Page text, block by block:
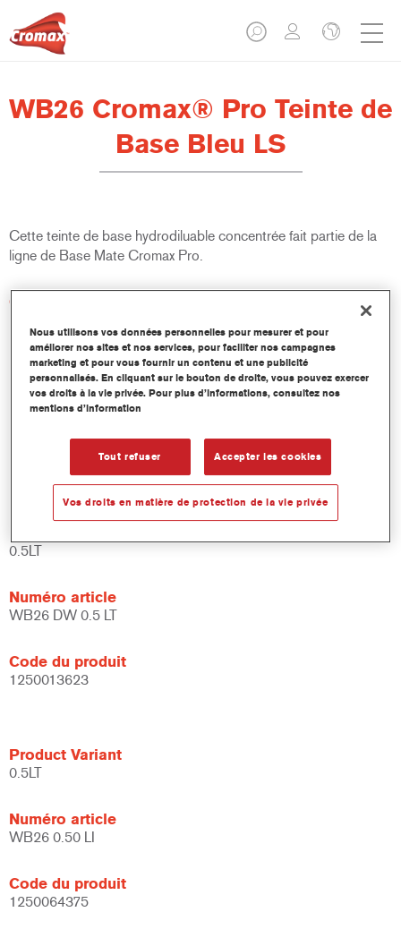
WB26 Cromax® Pro Teinte de
Base Bleu LS
Cette teinte de base hydrodiluable concentrée fait partie de la
ligne de Base Mate Cromax Pro.
Caractéristiques du produit
Excellent pouvoir couvrant avec une précision colorimétrique
remarquable.
Rapide et économique à utiliser, permettant d'augmenter le
rendement et la productivité.
Fait partie d'un système dédié et complet de teintes de base
Large fenêtre d'application.
Flexible - peut être utilisé dans différentes conditions
climatiques et avec différentes techniques d'application.
0.5LT
Numéro article
WB26 DW 0.5 LT
Code du produit
1250013623
Product Variant
0.5LT
Numéro article
WB26 0.50 LI
Code du produit
1250064375
Nous utilisons vos données personnelles pour mesurer et pour
améliorer nos sites et nos services, pour faciliter nos campagnes
marketing et pour vous fournir un contenu et une publicité
personnalisés. En cliquant sur le bouton de droite, vous pouvez exercer
vos droits à la vie privée. Pour plus d’informations, consultez nos
mentions d’information
Tout refuser Accepter les cookies
Vos droits en matière de protection de la vie privée